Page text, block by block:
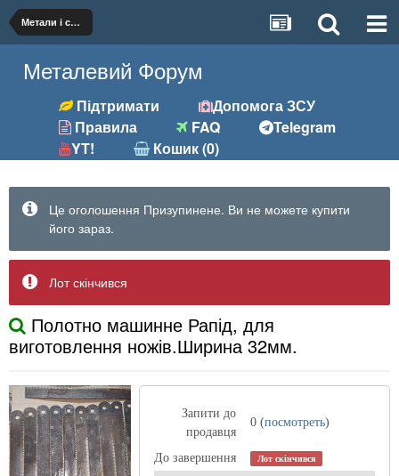
Метали і сплави
Металевий Форум
Підтримати
Допомога ЗСУ
Правила
FAQ
Telegram
YT!
Кошик (0)
Це оголошення Призупинене. Ви не можете купити
його зараз.
Лот скінчився
Полотно машинне Рапід, для
виготовлення ножів.Ширина 32мм.
Запити до
продавця
0 (посмотреть)
До завершення Лот скінчився